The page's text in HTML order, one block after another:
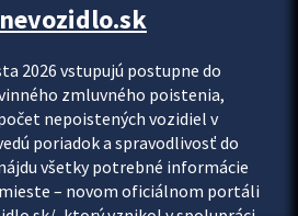
2026 vstupujú postupne do
zmluvného poistenia,
nepoistených vozidiel v
poriadok a spravodlivosť do
všetky potrebné informácie
– novom oficiálnom portáli